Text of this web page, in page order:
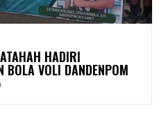
HADIRI
BOLA VOLI DANDENPOM